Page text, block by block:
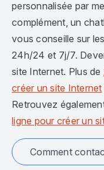
personnalisée par
complément, un
vous conseille sur
24h/24 et 7j/7.
site Internet. Plus de
créer un site Internet
Retrouvez
ligne pour créer un
Comment